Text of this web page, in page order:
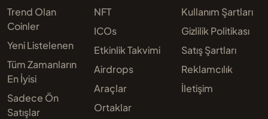
Trend Olan
Coinler
Yeni Listelenen
Tüm Zamanların
En İyisi
Sadece Ön
Satışlar
NFT
ICOs
Etkinlik Takvimi
Airdrops
Araçlar
Ortaklar
Kullanım Şartları
Gizlilik Politikası
Satış Şartları
Reklamcılık
İletişim